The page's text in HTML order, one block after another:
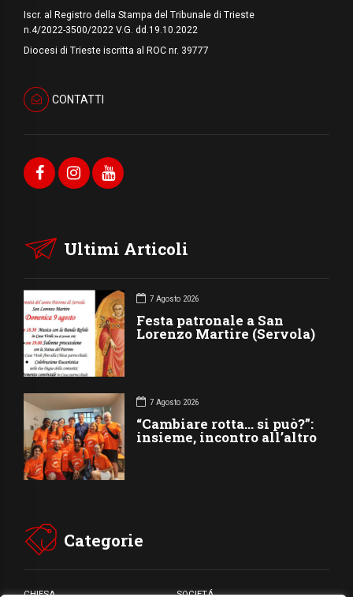
Iscr. al Registro della Stampa del Tribunale di Trieste
n.4/2022-3500/2022 V.G. dd.19.10.2022
Diocesi di Trieste iscritta al ROC nr. 39777
CONTATTI
Ultimi Articoli
7 Agosto 2026
Festa patronale a San
Lorenzo Martire (Servola)
7 Agosto 2026
“Cambiare rotta… si può?”:
insieme, incontro all’altro
Categorie
CHIESA SOCIETÁ